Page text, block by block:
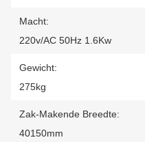
Macht:
220v/AC 50Hz 1.6Kw
Gewicht:
275kg
Zak-Makende Breedte:
40150mm